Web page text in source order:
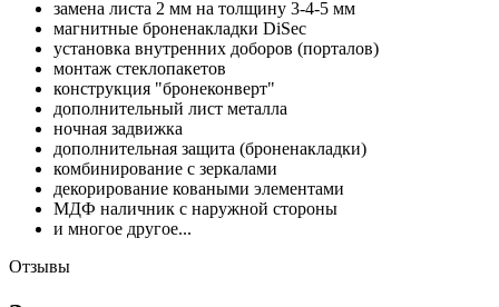
замена листа 2 мм на толщину 3-4-5 мм
магнитные броненакладки DiSec
установка внутренних доборов (порталов)
монтаж стеклопакетов
конструкция "бронеконверт"
дополнительный лист металла
ночная задвижка
дополнительная защита (броненакладки)
комбинирование с зеркалами
декорирование коваными элементами
МДФ наличник с наружной стороны
и многое другое...
Отзывы